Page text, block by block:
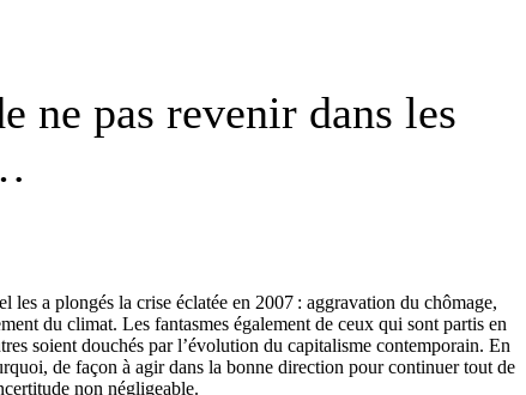
ne pas revenir dans les
les a plongés la crise éclatée en 2007 : aggravation du chômage,
du climat. Les fantasmes également de ceux qui sont partis en
soient douchés par l’évolution du capitalisme contemporain. En
de façon à agir dans la bonne direction pour continuer tout de
non négligeable.